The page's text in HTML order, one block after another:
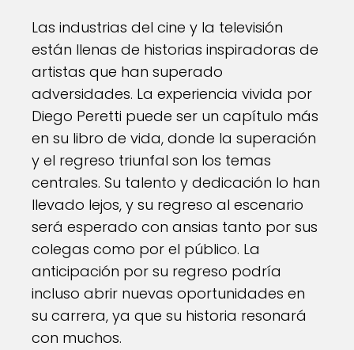
Las industrias del cine y la televisión
están llenas de historias inspiradoras de
artistas que han superado
adversidades. La experiencia vivida por
Diego Peretti puede ser un capítulo más
en su libro de vida, donde la superación
y el regreso triunfal son los temas
centrales. Su talento y dedicación lo han
llevado lejos, y su regreso al escenario
será esperado con ansias tanto por sus
colegas como por el público. La
anticipación por su regreso podría
incluso abrir nuevas oportunidades en
su carrera, ya que su historia resonará
con muchos.